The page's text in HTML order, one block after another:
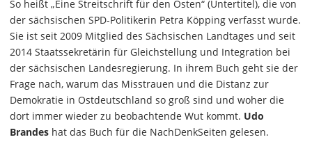
So heißt „Eine Streitschrift für den Osten“ (Untertitel), die von
der sächsischen SPD-Politikerin Petra Köpping verfasst wurde.
Sie ist seit 2009 Mitglied des Sächsischen Landtages und seit
2014 Staatssekretärin für Gleichstellung und Integration bei
der sächsischen Landesregierung. In ihrem Buch geht sie der
Frage nach, warum das Misstrauen und die Distanz zur
Demokratie in Ostdeutschland so groß sind und woher die
dort immer wieder zu beobachtende Wut kommt. Udo
Brandes hat das Buch für die NachDenkSeiten gelesen.